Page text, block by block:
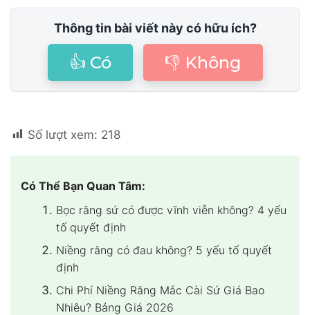
Thông tin bài viết này có hữu ích?
👍 Có 👎 Không
Số lượt xem: 218
Có Thể Bạn Quan Tâm:
Bọc răng sứ có được vĩnh viễn không? 4 yếu
tố quyết định
Niềng răng có đau không? 5 yếu tố quyết
định
Chi Phí Niềng Răng Mắc Cài Sứ Giá Bao
Nhiêu? Bảng Giá 2026